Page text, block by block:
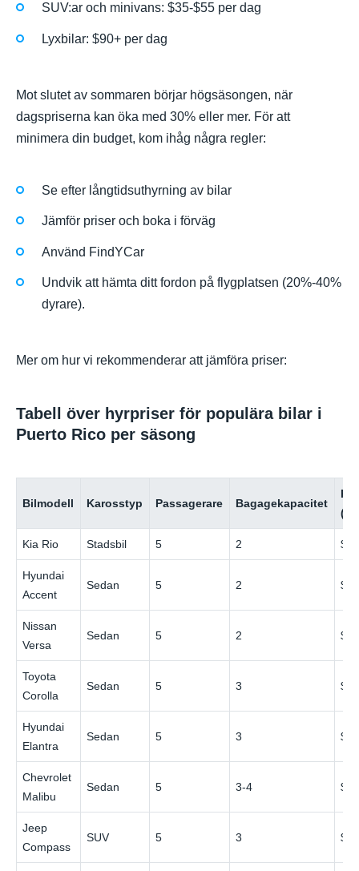
SUV:ar och minivans: $35-$55 per dag
Lyxbilar: $90+ per dag
Mot slutet av sommaren börjar högsäsongen, när
dagspriserna kan öka med 30% eller mer. För att
minimera din budget, kom ihåg några regler:
Se efter långtidsuthyrning av bilar
Jämför priser och boka i förväg
Använd FindYCar
Undvik att hämta ditt fordon på flygplatsen (20%-40%
dyrare).
Mer om hur vi rekommenderar att jämföra priser:
Tabell över hyrpriser för populära bilar i
Puerto Rico per säsong
Bilmodell Karosstyp Passagerare Bagagekapacitet
Kia Rio Stadsbil 5 2
Hyundai
Accent
Sedan 5 2
Nissan
Versa
Sedan 5 2
Toyota
Corolla
Sedan 5 3
Hyundai
Elantra
Sedan 5 3
Chevrolet
Malibu
Sedan 5 3-4
Jeep
Compass
SUV 5 3